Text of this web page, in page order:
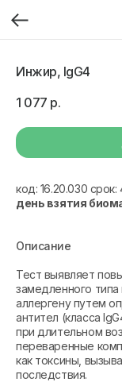
Инжир, IgG4
1 077 р.
код: 16.20.030
день взятия
Описание
Тест выявляет
замедленного
аллергену путем
антител (класса
при длительном
переваренные
как токсины,
последствия.